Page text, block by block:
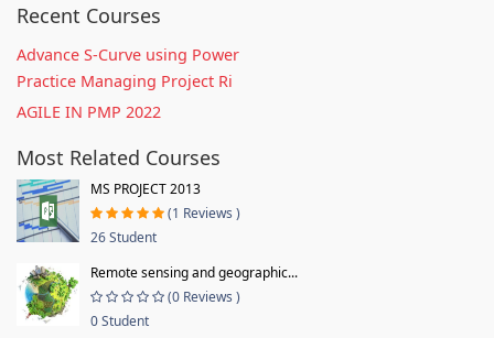
Recent Courses
Advance S-Curve using Power
Practice Managing Project Ri
AGILE IN PMP 2022
Most Related Courses
MS PROJECT 2013
(1 Reviews )
26 Student
Remote sensing and geographic...
(0 Reviews )
0 Student